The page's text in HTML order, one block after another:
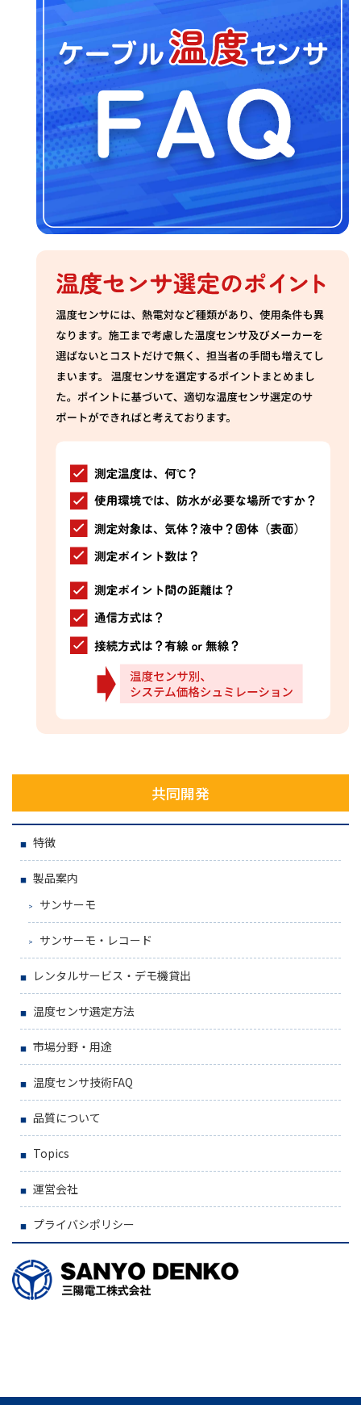
共同開発
特徴
製品案内
サンサーモ
サンサーモ・レコード
レンタルサービス・デモ機貸出
温度センサ選定方法
市場分野・用途
温度センサ技術FAQ
品質について
Topics
運営会社
プライバシポリシー